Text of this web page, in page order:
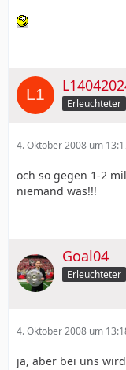
Erleuchteter
4. Oktober 2008 um
och so gegen 1-2
niemand was!!!
Goal04
Erleuchteter
4. Oktober 2008 um
ja, aber bei uns